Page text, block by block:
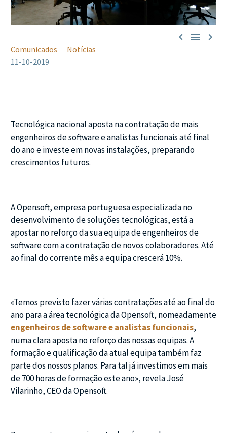
  
Comunicados
Notícias
11-10-2019
Tecnológica nacional aposta na contratação de mais
engenheiros de software e analistas funcionais até final
do ano e investe em novas instalações, preparando
crescimentos futuros.
A Opensoft, empresa portuguesa especializada no
desenvolvimento de soluções tecnológicas, está a
apostar no reforço da sua equipa de engenheiros de
software com a contratação de novos colaboradores. Até
ao final do corrente mês a equipa crescerá 10%.
«Temos previsto fazer várias contratações até ao final do
ano para a área tecnológica da Opensoft, nomeadamente
engenheiros de software e analistas funcionais,
numa clara aposta no reforço das nossas equipas. A
formação e qualificação da atual equipa também faz
parte dos nossos planos. Para tal já investimos em mais
de 700 horas de formação este ano», revela José
Vilarinho, CEO da Opensoft.